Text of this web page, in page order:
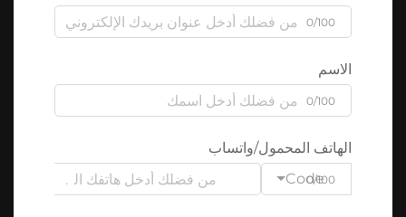
0/100
الاسم
0/100
الهاتف المحمول/واتساب
Code
0/100